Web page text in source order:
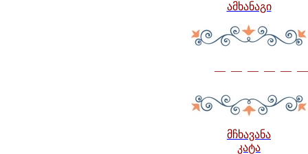
ამხანაგი
— — — — —
მჩხავანა
კატა